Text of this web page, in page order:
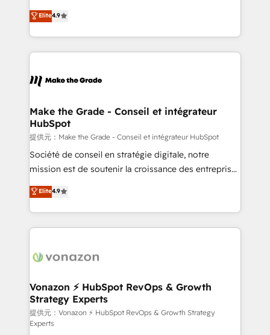
international offices and 175+ employees.
Intégration de HubSpot avec d’autres outils (ERP,
téléphonie, etc.) • Alignement des équipes grâce à un
outil et des données partagées • Amélioration de la
collecte et de l’analyse des données pour des
de la productivité des équipes Notre équipe de 30
avec un engagement total, alignant processus
métiers et technologie, et guidant vos équipes à
travers le changement, tout en centrant vos objectifs
d’entreprise. Grâce à une méthodologie éprouvée
auprès de plus de 400 clients, nous comprenons
HubSpot dans votre organisation. Pour toute
question technique ou besoin de structuration de
Elite4.9
Make the Grade - Conseil et intégrateur
HubSpot
提供元：Make the Grade - Conseil et intégrateur HubSpot
Société de conseil en stratégie digitale, notre
mission est de soutenir la croissance des entreprises
B2B à travers l’acquisition de nouveaux clients,
l'intégration CRM et le développement des revenus
auprès de vos comptes existants. En France et à
l'international, nous travaillons avec des ETI
delà d’une simple transformation digitale et des
➤ L’intégration de CRM et de méthodologie RevOps
pour aligner les équipes marketing, commerciales et
support client (data migration, synchronisation API,
audit et maintenance) ➤ La création de sites internet
Elite4.9
Vonazon ⚡ HubSpot RevOps & Growth
Strategy Experts
提供元：Vonazon ⚡ HubSpot RevOps & Growth Strategy
Experts